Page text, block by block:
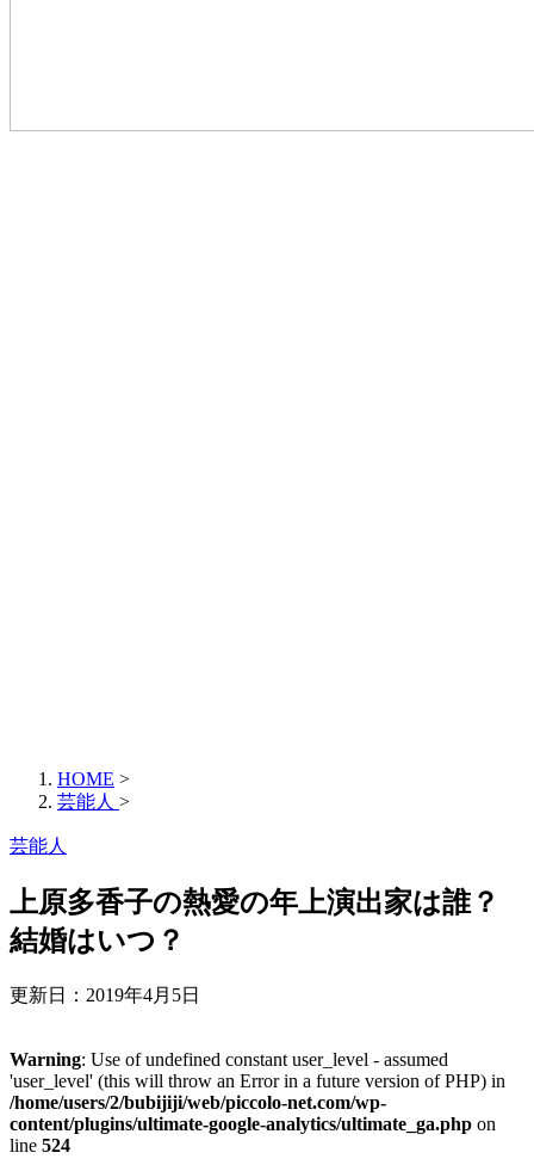
HOME >
芸能人 >
芸能人
上原多香子の熱愛の年上演出家は誰？
結婚はいつ？
更新日： 2019年4月5日
Warning: Use of undefined constant user_level - assumed
'user_level' (this will throw an Error in a future version of PHP) in
/home/users/2/bubijiji/web/piccolo-net.com/wp-
content/plugins/ultimate-google-analytics/ultimate_ga.php on
line 524